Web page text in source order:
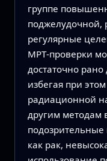
группе
поджелудочной,
регулярные
МРТ‑проверки
достаточно
избегая при
радиационной
другим методам
как рак,